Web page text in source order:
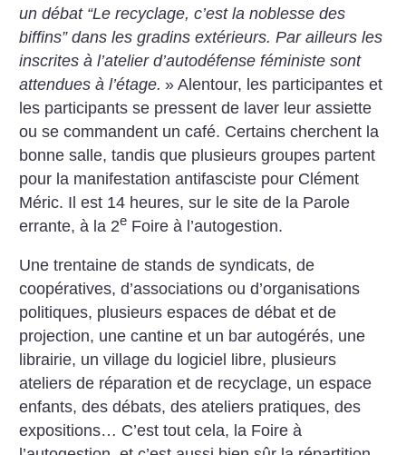
un débat “Le recyclage, c’est la noblesse des
biffins” dans les gradins extérieurs. Par ailleurs les
inscrites à l’atelier d’autodéfense féministe sont
attendues à l’étage. » Alentour, les participantes et
les participants se pressent de laver leur assiette
ou se commandent un café. Certains cherchent la
bonne salle, tandis que plusieurs groupes partent
pour la manifestation antifasciste pour Clément
Méric. Il est 14 heures, sur le site de la Parole
errante, à la 2e Foire à l’autogestion.
Une trentaine de stands de syndicats, de
coopératives, d’associations ou d’organisations
politiques, plusieurs espaces de débat et de
projection, une cantine et un bar autogérés, une
librairie, un village du logiciel libre, plusieurs
ateliers de réparation et de recyclage, un espace
enfants, des débats, des ateliers pratiques, des
expositions… C’est tout cela, la Foire à